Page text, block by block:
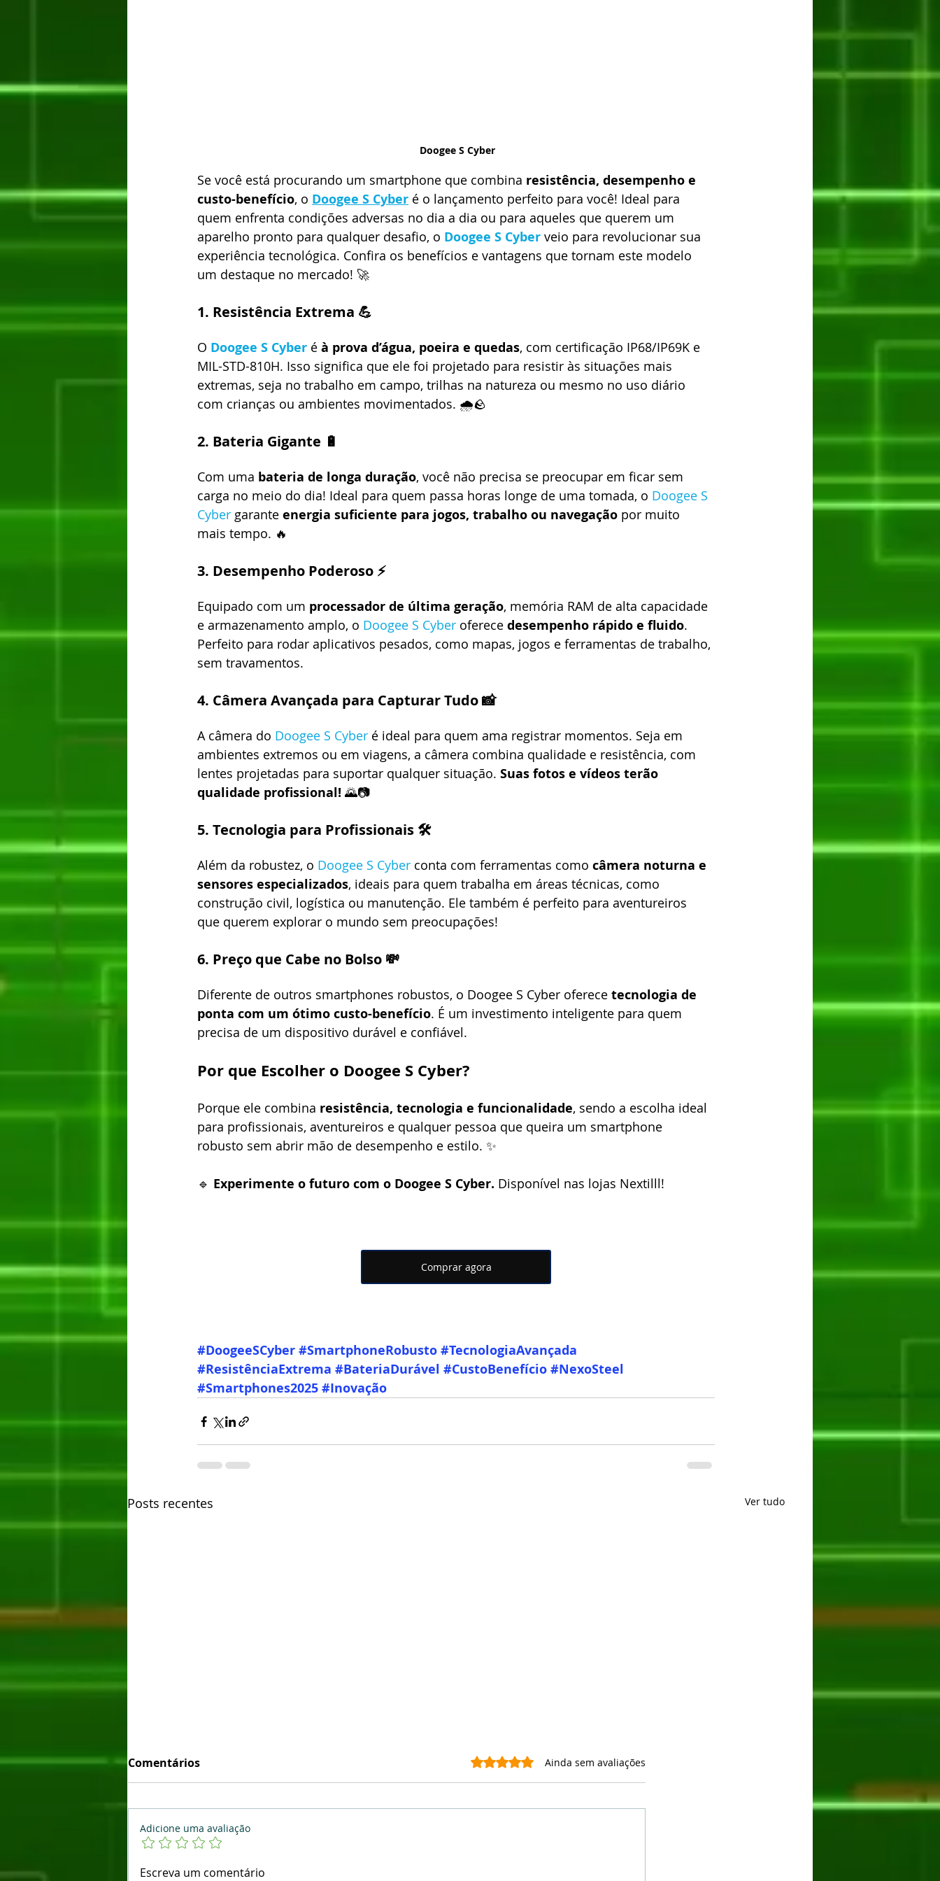
Doogee S Cyber
Se você está procurando um smartphone que combina resistência, desempenho e
custo-benefício, o Doogee S Cyber é o lançamento perfeito para você! Ideal para
quem enfrenta condições adversas no dia a dia ou para aqueles que querem um
aparelho pronto para qualquer desafio, o Doogee S Cyber veio para revolucionar sua
experiência tecnológica. Confira os benefícios e vantagens que tornam este modelo
um destaque no mercado! 🚀
1. Resistência Extrema 💪
O Doogee S Cyber é à prova d’água, poeira e quedas, com certificação IP68/IP69K e
MIL-STD-810H. Isso significa que ele foi projetado para resistir às situações mais
extremas, seja no trabalho em campo, trilhas na natureza ou mesmo no uso diário
com crianças ou ambientes movimentados. 🌧️🪨
2. Bateria Gigante 🔋
Com uma bateria de longa duração, você não precisa se preocupar em ficar sem
carga no meio do dia! Ideal para quem passa horas longe de uma tomada, o Doogee S
Cyber garante energia suficiente para jogos, trabalho ou navegação por muito
mais tempo. 🔥
3. Desempenho Poderoso ⚡
Equipado com um processador de última geração, memória RAM de alta capacidade
e armazenamento amplo, o Doogee S Cyber oferece desempenho rápido e fluido.
Perfeito para rodar aplicativos pesados, como mapas, jogos e ferramentas de trabalho,
sem travamentos.
4. Câmera Avançada para Capturar Tudo 📸
A câmera do Doogee S Cyber é ideal para quem ama registrar momentos. Seja em
ambientes extremos ou em viagens, a câmera combina qualidade e resistência, com
lentes projetadas para suportar qualquer situação. Suas fotos e vídeos terão
qualidade profissional! 🌄📷
5. Tecnologia para Profissionais 🛠️
Além da robustez, o Doogee S Cyber conta com ferramentas como câmera noturna e
sensores especializados, ideais para quem trabalha em áreas técnicas, como
construção civil, logística ou manutenção. Ele também é perfeito para aventureiros
que querem explorar o mundo sem preocupações!
6. Preço que Cabe no Bolso 💸
Diferente de outros smartphones robustos, o Doogee S Cyber oferece tecnologia de
ponta com um ótimo custo-benefício. É um investimento inteligente para quem
precisa de um dispositivo durável e confiável.
Por que Escolher o Doogee S Cyber?
Porque ele combina resistência, tecnologia e funcionalidade, sendo a escolha ideal
para profissionais, aventureiros e qualquer pessoa que queira um smartphone
robusto sem abrir mão de desempenho e estilo. ✨
🔹 Experimente o futuro com o Doogee S Cyber. Disponível nas lojas Nextilll!
Comprar agora
#DoogeeSCyber #SmartphoneRobusto #TecnologiaAvançada
#ResistênciaExtrema #BateriaDurável #CustoBenefício #NexoSteel
#Smartphones2025 #Inovação
Posts recentes Ver tudo
🚀 Doogee S300 Pro: o novo
Comentários Avaliado com 0 de 5 estrelas.
Ainda sem avaliações
Adicione uma avaliação
Escreva um comentário